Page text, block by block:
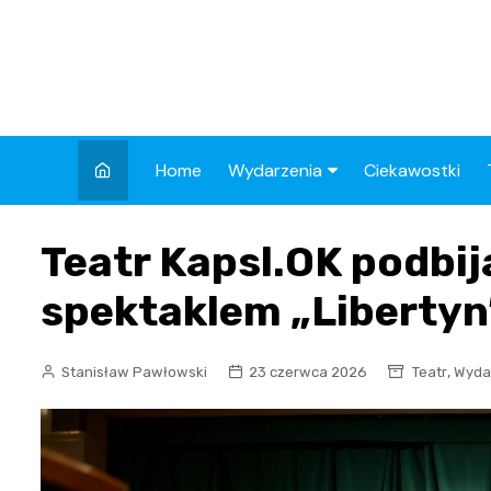
Home Wydarzenia
Wypadek
Drogi
Ciekawostki
Teatr Kapsl.OK
spektaklem
Stanisław Pawłowski 23 czerwca 2026 Teatr,